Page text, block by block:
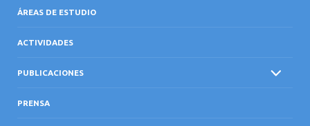
ÁREAS DE ESTUDIO
ACTIVIDADES
PUBLICACIONES
PRENSA